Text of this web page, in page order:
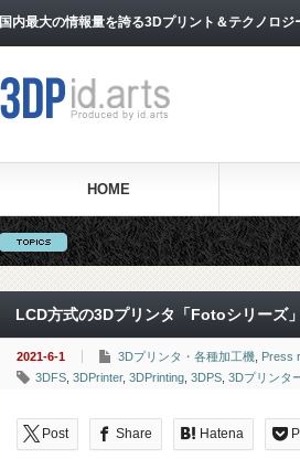
国内最大の情報量を誇る3Dプリント＆テクノロ
HOME
LCD方式の3Dプリンタ「Fotoシリーズ
2021-6-1 3Dプリンタ・各種加工機 Press
3DFS 3DPrinter, 3DPrinting 3DPS 3Dプリンタ
Post Share Hatena